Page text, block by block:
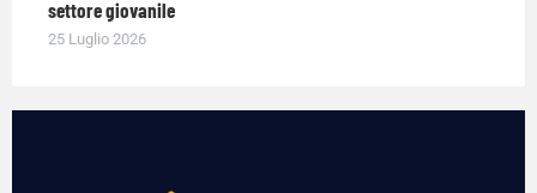
settore giovanile
25 Luglio 2026